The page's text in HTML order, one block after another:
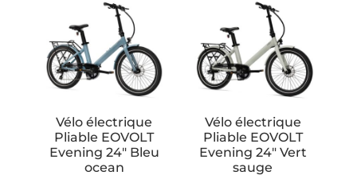
Vélo électrique
Pliable EOVOLT
Evening 24″ Bleu
ocean
Vélo électrique
Pliable EOVOLT
Evening 24″ Vert
sauge